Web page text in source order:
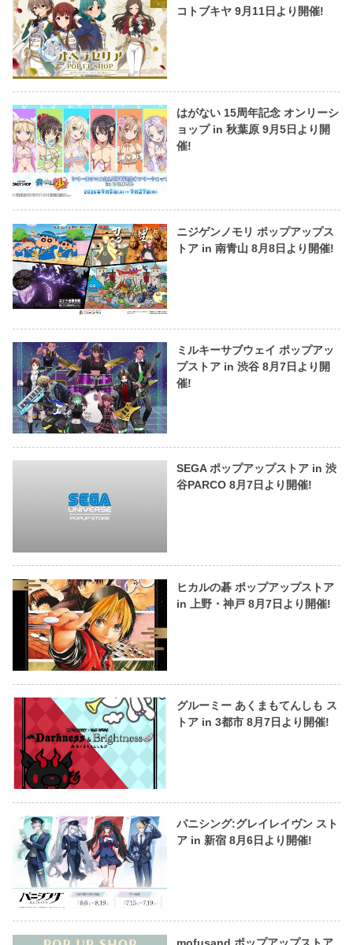
コトブキヤ 9月11日より開催!
はがない 15周年記念 オンリーシ
ョップ in 秋葉原 9月5日より開
催!
ニジゲンノモリ ポップアップス
トア in 南青山 8月8日より開催!
ミルキーサブウェイ ポップアッ
プストア in 渋谷 8月7日より開
催!
SEGA ポップアップストア in 渋
谷PARCO 8月7日より開催!
ヒカルの碁 ポップアップストア
in 上野・神戸 8月7日より開催!
グルーミー あくまもてんしも ス
トア in 3都市 8月7日より開催!
パニシング:グレイレイヴン スト
ア in 新宿 8月6日より開催!
mofusand ポップアップストア